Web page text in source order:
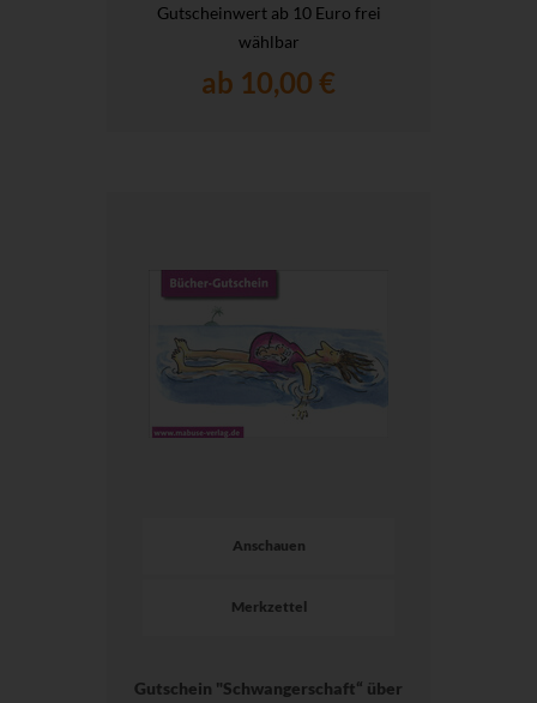
Gutscheinwert ab 10 Euro frei
wählbar
ab 10,00 €
Anschauen
Merkzettel
Gutschein "Schwangerschaft“ über